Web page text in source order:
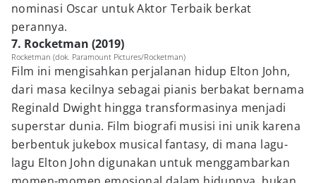
nominasi Oscar untuk Aktor Terbaik berkat
perannya.
7. Rocketman (2019)
Rocketman (dok. Paramount Pictures/Rocketman)
Film ini mengisahkan perjalanan hidup Elton John,
dari masa kecilnya sebagai pianis berbakat bernama
Reginald Dwight hingga transformasinya menjadi
superstar dunia. Film biografi musisi ini unik karena
berbentuk jukebox musical fantasy, di mana lagu-
lagu Elton John digunakan untuk menggambarkan